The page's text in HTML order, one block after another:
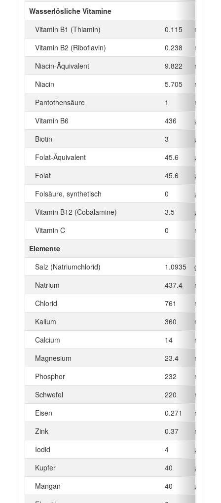
Wasserlösliche Vitamine
Vitamin B1 (Thiamin)
0.115
mg
Vitamin B2 (Riboflavin)
0.238
mg
Niacin-Äquivalent
9.822
mg
Niacin
5.705
mg
Pantothensäure
1
mg
Vitamin B6
436
µg
Biotin
3
µg
Folat-Äquivalent
45.6
µg
Folat
45.6
µg
Folsäure, synthetisch
0
µg
Vitamin B12 (Cobalamine)
3.5
µg
Vitamin C
0
mg
Elemente
Salz (Natriumchlorid)
1.0935
g
Natrium
437.4
mg
Chlorid
761
mg
Kalium
360
mg
Calcium
14
mg
Magnesium
23.4
mg
Phosphor
232
mg
Schwefel
220
mg
Eisen
0.271
mg
Zink
0.37
mg
Iodid
4
µg
Kupfer
40
µg
Mangan
40
µg